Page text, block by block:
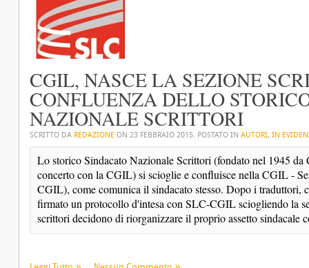
CGIL, NASCE LA SEZIONE
CONFLUENZA DELLO
NAZIONALE SCRITTORI
SCRITTO DA REDAZIONE ON 23 FEBBRAIO 2015. POSTATO IN AUTORI, IN
Lo storico Sindacato Nazionale Scrittori (fondato nel 1945
concerto con la CGIL) si scioglie e confluisce nella CGIL -
CGIL), come comunica il sindacato stesso. Dopo i traduttori,
firmato un protocollo d'intesa con SLC-CGIL sciogliendo la
scrittori decidono di riorganizzare il proprio assetto sindacale